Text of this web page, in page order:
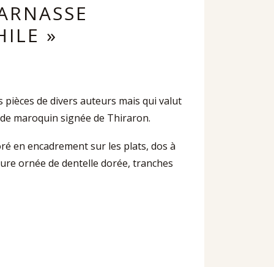
»
de divers auteurs mais qui valut
maroquin signée de Thiraron.
en encadrement sur les plats, dos à
ornée de dentelle dorée, tranches